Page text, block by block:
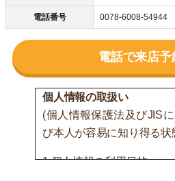
電話番号 0078-6008-54944
電話で来店予
個人情報の取扱い
(個人情報保護法及びJIS
び本人が容易に知り得る状
1.個人情報の利用目的